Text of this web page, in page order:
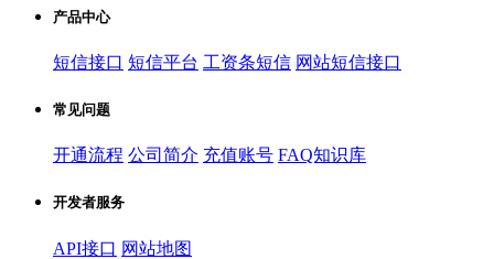
产品中心
短信接口 短信平台 工资条短信 网站短信接口
常见问题
开通流程 公司简介 充值账号 FAQ知识库
开发者服务
API接口 网站地图